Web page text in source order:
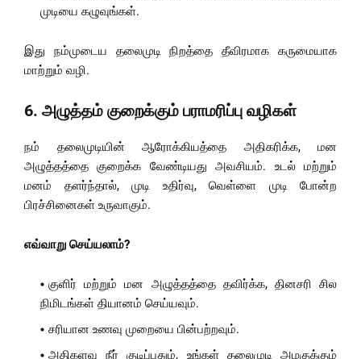
முடியை கழுவுங்கள்.
இது நம்முடைய தலைமுடி நிறத்தை தீவிரமாக கருமையாக
மாற்றும் வழி.
6. அழுத்தம் குறைக்கும் பராமரிப்பு வழிகள்
நம் தலைமுடியின் ஆரோக்கியத்தை அதிகரிக்க, மன
அழுத்தத்தை குறைக்க வேண்டியது அவசியம். உடல் மற்றும்
மனம் தளர்ந்தால், முடி உதிர்வு, வெள்ளை முடி போன்ற
பிரச்சினைகள் உருவாகும்.
எவ்வாறு செய்யலாம்?
குளிர் மற்றும் மன அழுத்தத்தை தவிர்க்க, தினசரி சில
நிமிடங்கள் தியானம் செய்யவும்.
சரியான உணவு முறையை பின்பற்றவும்.
அதிகளவு நீர் குடிப்பதும், உங்கள் தலைமுடி அழகுக்கும்